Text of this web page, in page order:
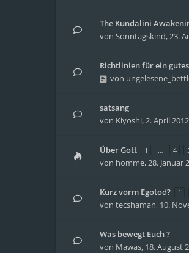
The Kundalini
von Sonntagskind,23.
Richtlinien für ein
von
satsang
von Kiyoshi,2. April
Über Gott 1 … 4
von homme,28. Januar
Kurz vorm Egotod? 1
von tecshaman, 10.
Was bewegt Euch ?
von Mawas, 18. August